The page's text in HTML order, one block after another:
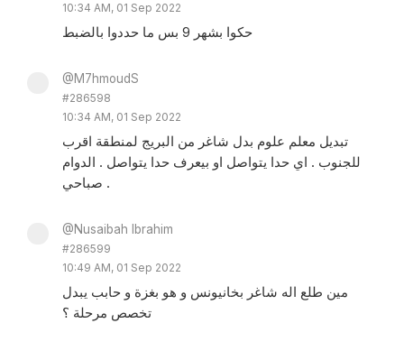
10:34 AM, 01 Sep 2022
حكوا بشهر 9 بس ما حددوا بالضبط
@M7hmoudS
#286598
10:34 AM, 01 Sep 2022
تبديل معلم علوم بدل شاغر من البريج لمنطقة اقرب
للجنوب . اي حدا يتواصل او بيعرف حدا يتواصل . الدوام
صباحي .
@Nusaibah Ibrahim
#286599
10:49 AM, 01 Sep 2022
مين طلع اله شاغر بخانيونس و هو بغزة و حابب يبدل
تخصص مرحلة ؟